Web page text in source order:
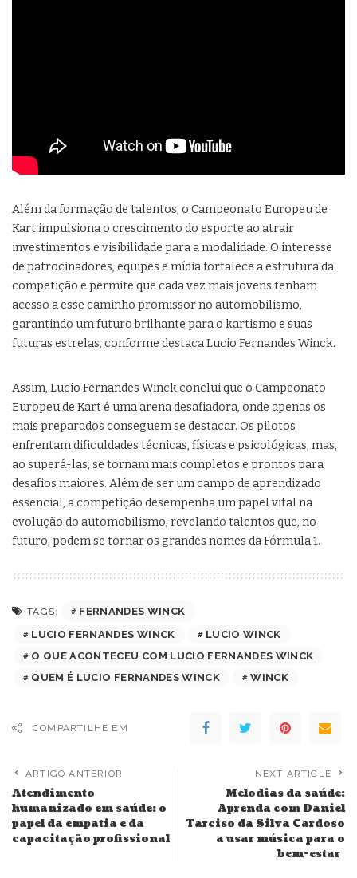
Além da formação de talentos, o Campeonato Europeu de
Kart impulsiona o crescimento do esporte ao atrair
investimentos e visibilidade para a modalidade. O interesse
de patrocinadores, equipes e mídia fortalece a estrutura da
competição e permite que cada vez mais jovens tenham
acesso a esse caminho promissor no automobilismo,
garantindo um futuro brilhante para o kartismo e suas
futuras estrelas, conforme destaca Lucio Fernandes Winck.
Assim, Lucio Fernandes Winck conclui que o Campeonato
Europeu de Kart é uma arena desafiadora, onde apenas os
mais preparados conseguem se destacar. Os pilotos
enfrentam dificuldades técnicas, físicas e psicológicas, mas,
ao superá-las, se tornam mais completos e prontos para
desafios maiores. Além de ser um campo de aprendizado
essencial, a competição desempenha um papel vital na
evolução do automobilismo, revelando talentos que, no
futuro, podem se tornar os grandes nomes da Fórmula 1.
TAGS:
FERNANDES WINCK
LUCIO FERNANDES WINCK
LUCIO WINCK
O QUE ACONTECEU COM LUCIO FERNANDES WINCK
QUEM É LUCIO FERNANDES WINCK
WINCK
COMPARTILHE EM
ARTIGO ANTERIOR
Atendimento
humanizado em saúde: o
papel da empatia e da
capacitação profissional
NEXT ARTICLE
Melodias da saúde:
Aprenda com Daniel
Tarciso da Silva Cardoso
a usar música para o
bem-estar